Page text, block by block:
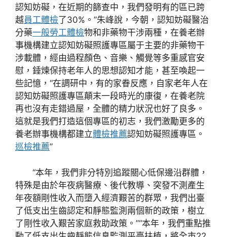
認知妨礙，在近期的篩查中，我們發明有的區已跨
越員工體檢了30%。”朱峰說，今朝，認知妨礙醫治
分藥一般勞工體檢物和非藥物干涉兩種，在養老辦
事機構建立認知妨礙照護專區屬于主要的非藥物干
涉載體，經由過程顏色、音樂、觸覺等多重感官安
慰，錘煉保持老年人的思想認知才能，甚至喚起一
些記憶，“在調研中，有的家眷反應，自家老年人在
認知妨礙照護專區顛末一段時光的康復，在養老院
再也沒有走錯過屋，全體的精力狀況也好了良多。
這就是我們打造這個專區的初志，我們激勵更多的
養老辦事機構都建立體檢推薦認知妨礙照護專區。
巡檢推薦”
“本年，我們非分特別追蹤關心低保邊沿群體，
特殊是由於年夜病醫療、後代教導、突發不測產生
年夜額剛性收入而墮入經濟艱苦的群眾，我們出臺
了低支出生齒認定和靜態監測兩個新的政策，樹立
了剛性收入艱苦家庭救助政策。”“本年，我們重點推